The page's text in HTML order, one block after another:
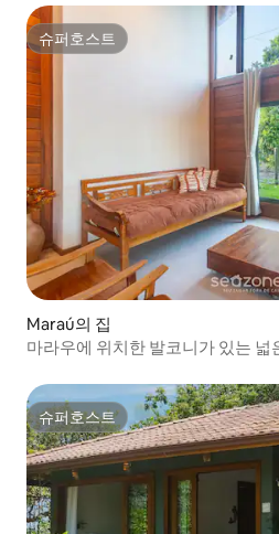
슈퍼호스트
슈퍼호스트
Maraú의 집
마라우에 위치한 발코니가 있는 넓
슈퍼호스트
슈퍼호스트